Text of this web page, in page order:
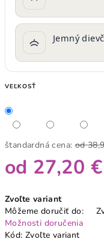
Jemný
VEĽKOSŤ
štandardná cena: od
od 27,20 €
cena:
Zvoľte variant
Môžeme doručiť do:
Možnosti doručenia
Kód: Zvoľte variant